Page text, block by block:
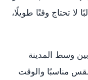
لا تحتاج وقتًا طويلًا،
وسط المدينة
مناسبًا والوقت